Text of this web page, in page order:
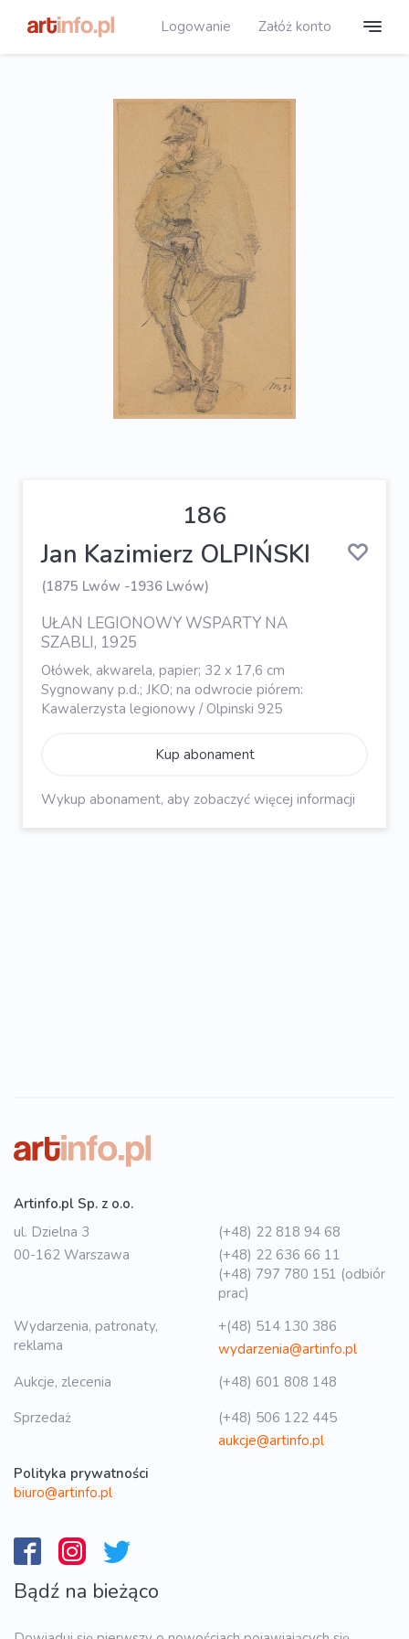
Logowanie Załóż konto
186
Jan Kazimierz OLPIŃSKI
(1875 Lwów -1936 Lwów)
UŁAN LEGIONOWY WSPARTY NA
SZABLI, 1925
Ołówek, akwarela, papier; 32 x 17,6 cm
Sygnowany p.d.; JKO; na odwrocie piórem:
Kawalerzysta legionowy / Olpinski 925
Kup abonament
Wykup abonament, aby zobaczyć więcej informacji
Artinfo.pl Sp. z o.o.
ul. Dzielna 3
00-162 Warszawa
(+48) 22 818 94 68
(+48) 22 636 66 11
(+48) 797 780 151 (odbiór
prac)
Wydarzenia, patronaty,
reklama
+(48) 514 130 386
wydarzenia@artinfo.pl
Aukcje, zlecenia
(+48) 601 808 148
Sprzedaż
(+48) 506 122 445
aukcje@artinfo.pl
Polityka prywatności
biuro@artinfo.pl
Bądź na bieżąco